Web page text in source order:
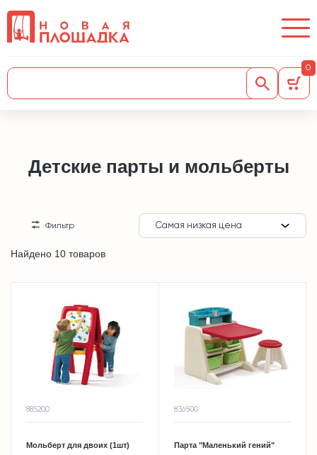
0
Детские парты и мольберты
Найдено 10 товаров
Фильтр Самая низкая цена
885200
Мольберт для двоих (1шт)
836500
Парта "Маленький гений"